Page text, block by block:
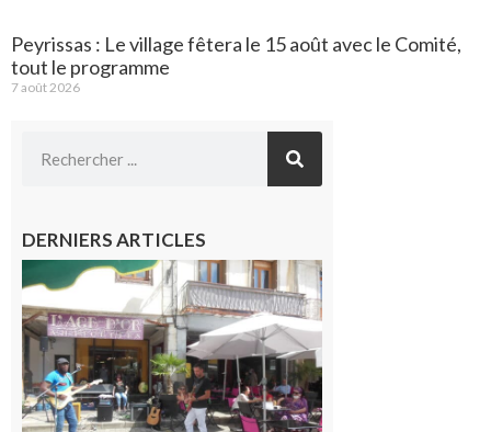
Peyrissas : Le village fêtera le 15 août avec le Comité,
tout le programme
7 août 2026
DERNIERS ARTICLES